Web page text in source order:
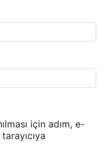
için adım, e-